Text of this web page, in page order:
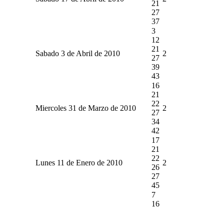
21
27
37
Sabado 3 de Abril de 2010
3
12
21
27
39
43
2
Miercoles 31 de Marzo de 2010
16
21
22
27
34
42
2
Lunes 11 de Enero de 2010
17
21
22
26
27
45
2
7
16